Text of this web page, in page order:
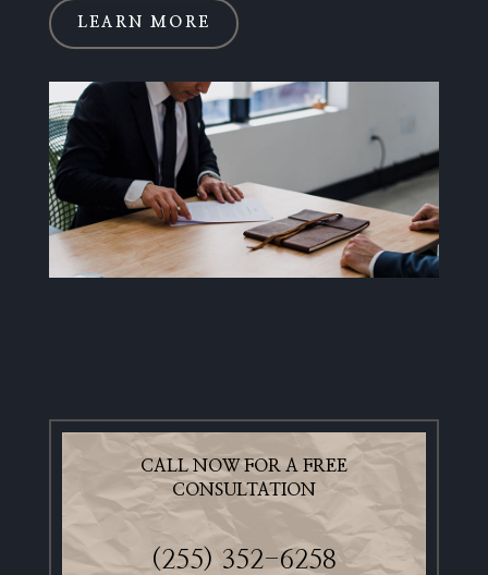
LEARN MORE
CALL NOW FOR A FREE
CONSULTATION
(255) 352-6258